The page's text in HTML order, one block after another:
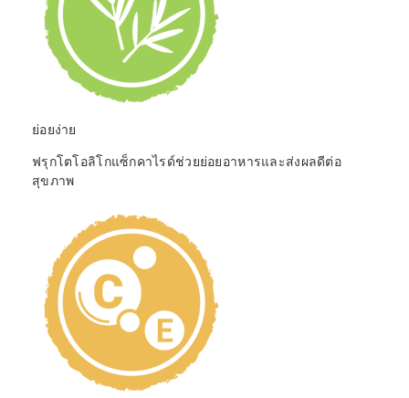
ย่อยง่าย
ฟรุกโตโอลิโกแซ็กคาไรด์ช่วยย่อยอาหารและส่งผลดีต่อ
สุขภาพ